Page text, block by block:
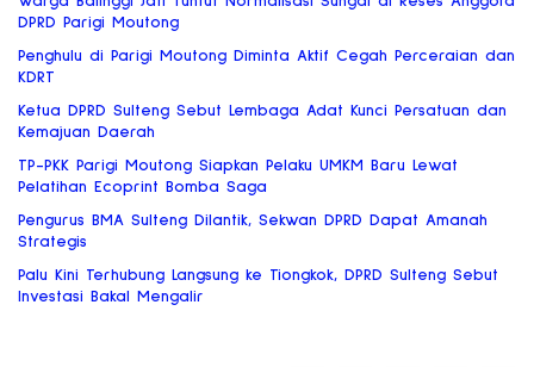
DPRD Parigi Moutong
Penghulu di Parigi Moutong Diminta Aktif Cegah Perceraian dan
KDRT
Ketua DPRD Sulteng Sebut Lembaga Adat Kunci Persatuan dan
Kemajuan Daerah
TP-PKK Parigi Moutong Siapkan Pelaku UMKM Baru Lewat
Pelatihan Ecoprint Bomba Saga
Pengurus BMA Sulteng Dilantik, Sekwan DPRD Dapat Amanah
Strategis
Palu Kini Terhubung Langsung ke Tiongkok, DPRD Sulteng Sebut
Investasi Bakal Mengalir